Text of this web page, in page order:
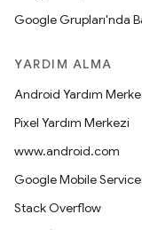
Google Grupları'nda
YARDIM ALMA
Android Yardım
Pixel Yardım Merkezi
www.android.com
Google Mobile
Stack Overflow